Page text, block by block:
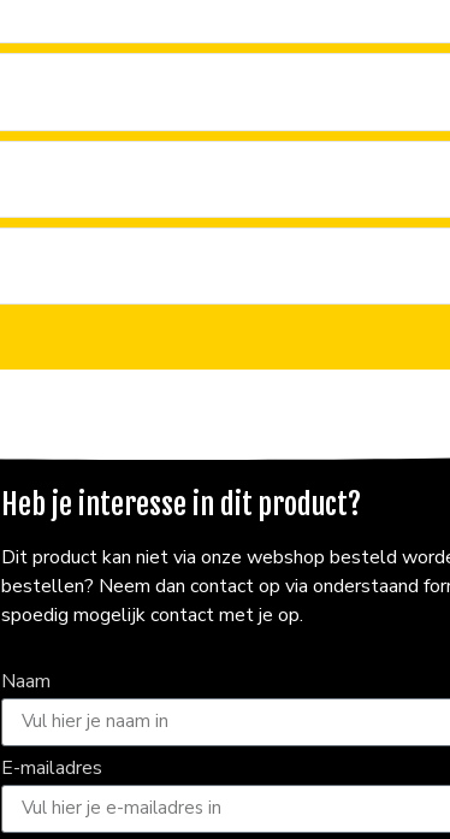
Heb je interesse in dit product?
Dit product kan niet via onze webshop besteld
bestellen? Neem dan contact op via onderstaand
spoedig mogelijk contact met je op.
Naam
E-mailadres